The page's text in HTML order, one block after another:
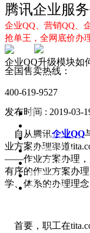
腾讯企业服
企业QQ、营销QQ、
抢单王，全网底价办
全国售卖热线：
400-619-9527
首页
企点服务
企业QQ2.0
企点协同
新闻动态
解决方案
企业QQ升级模块如
发布时间 : 2019-03-
自从腾讯企业QQ
业方案办理渠道
——作业方案办理，
有序的作业方案办
学、体系的办理理
首要，职工在